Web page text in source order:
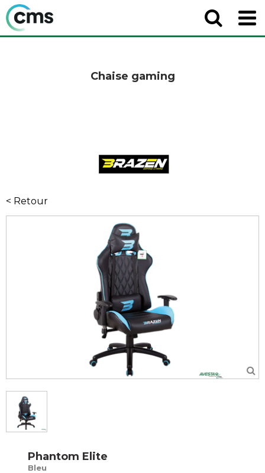
Chaise gaming
< Retour
Phantom Elite
Bleu